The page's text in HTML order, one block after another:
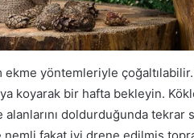
ekme yöntemleriyle çoğaltılabilir.
koyarak bir hafta bekleyin.
doldurduğunda tekrar